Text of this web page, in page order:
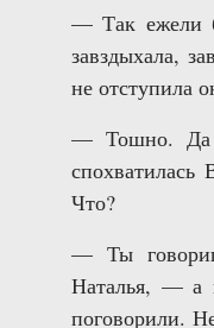
— Так ежели
завздыхала,
не отступила
— Тошно. Да
Что?
— Ты
Наталья, — а
поговорили.